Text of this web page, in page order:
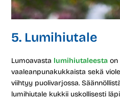
5. Lumihiutale
Lumoavasta lumihiutaleesta on
vaaleanpunakukkaista sekä
viihtyy puolivarjossa.
lumihiutale kukkii uskollisesti